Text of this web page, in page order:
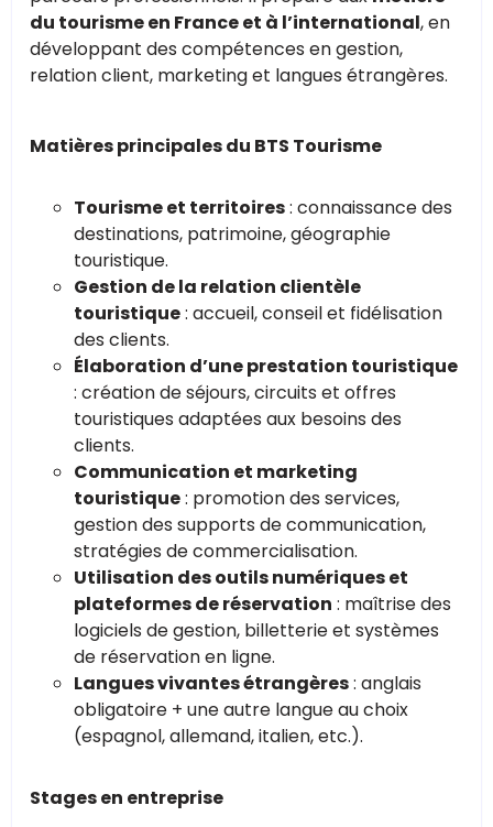
du tourisme en France et à l’international, en
développant des compétences en gestion,
relation client, marketing et langues étrangères.
Matières principales du BTS Tourisme
Tourisme et territoires: connaissance des
destinations, patrimoine, géographie
touristique.
Gestion de la relation clientèle
touristique: accueil, conseil et fidélisation
des clients.
Élaboration d’une prestation touristique
: création de séjours, circuits et offres
touristiques adaptées aux besoins des
clients.
Communication et marketing
touristique: promotion des services,
gestion des supports de communication,
stratégies de commercialisation.
Utilisation des outils numériques et
plateformes de réservation : maîtrise des
logiciels de gestion, billetterie et systèmes
de réservation en ligne.
Langues vivantes étrangères: anglais
obligatoire + une autre langue au choix
(espagnol, allemand, italien, etc.).
Stages en entreprise